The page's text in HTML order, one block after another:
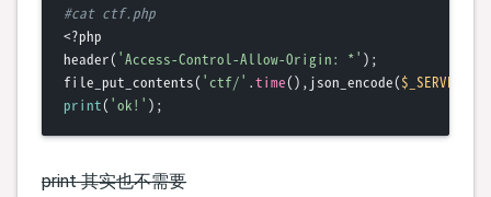
#cat ctf.php
<?php
header('Access-Control-Allow-Origin: *' );
file_put_contents('ctf/' .time(),json_encode($_SERVER
print('ok!'
print 其实也不需要